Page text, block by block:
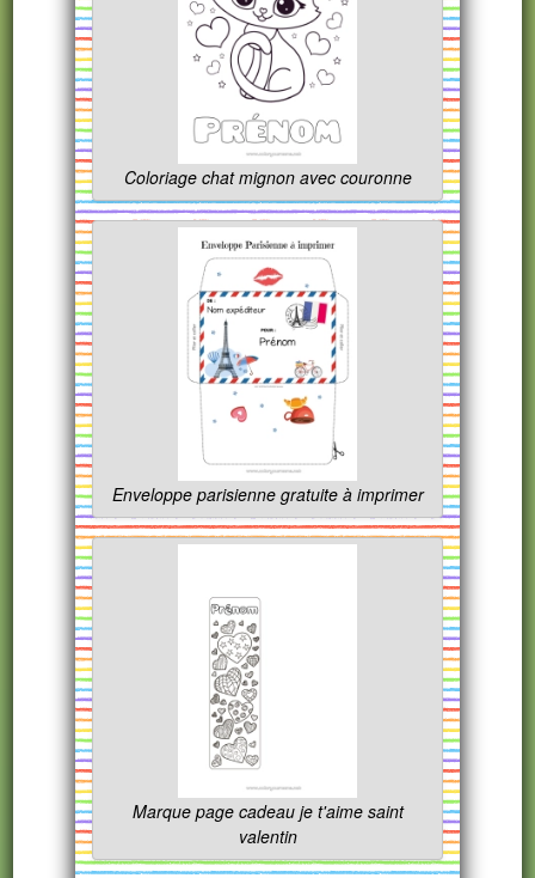
Coloriage chat mignon avec couronne
Enveloppe parisienne gratuite à imprimer
Marque page cadeau je t'aime saint
valentin